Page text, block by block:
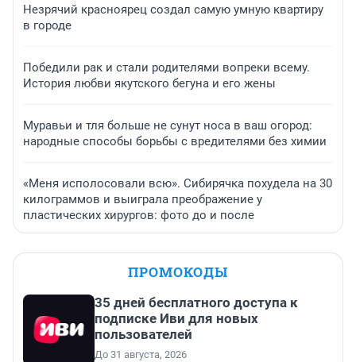
Незрячий красноярец создал самую умную квартиру
в городе
Победили рак и стали родителями вопреки всему.
История любви якутского бегуна и его жены
Муравьи и тля больше не сунут носа в ваш огород:
народные способы борьбы с вредителями без химии
«Меня исполосовали всю». Сибирячка похудела на 30
килограммов и выиграла преображение у
пластических хирургов: фото до и после
ПРОМОКОДЫ
35 дней бесплатного доступа к
подписке Иви для новых
пользователей
До 31 августа, 2026